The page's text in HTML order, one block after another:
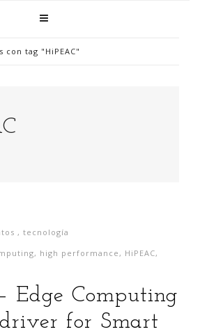
con tag "HiPEAC"
, tecnología
, high performance , HiPEAC,
Edge Computing
for Smart